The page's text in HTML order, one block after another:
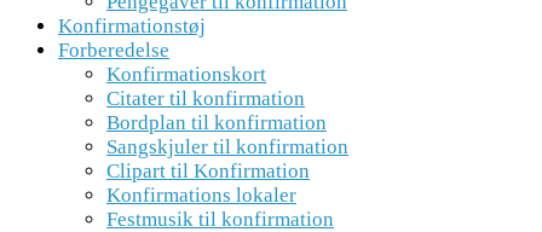
Konfirmationstøj
Forberedelse
Konfirmationskort
Citater til konfirmation
Bordplan til konfirmation
Sangskjuler til konfirmation
Clipart til Konfirmation
Konfirmations lokaler
Festmusik til konfirmation